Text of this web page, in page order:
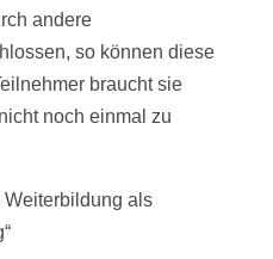
andere
so können diese
braucht sie
noch einmal zu
als